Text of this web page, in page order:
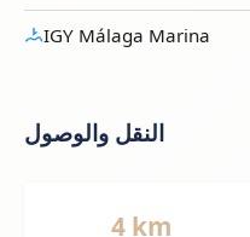
IGY Málaga Marina
النقل والوصول
4 km